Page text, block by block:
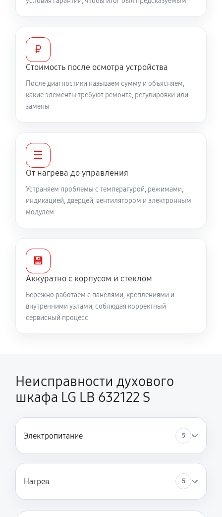
₽
Стоимость после осмотра устройства
После диагностики называем сумму и объясняем,
какие элементы требуют ремонта, регулировки или
замены
☰
От нагрева до управления
Устраняем проблемы с температурой, режимами,
индикацией, дверцей, вентилятором и электронным
модулем
💾
Аккуратно с корпусом и стеклом
Бережно работаем с панелями, креплениями и
внутренними узлами, соблюдая корректный
сервисный процесс
Неисправности духового
шкафа LG LB 632122 S
Электропитание 5
Нагрев 5